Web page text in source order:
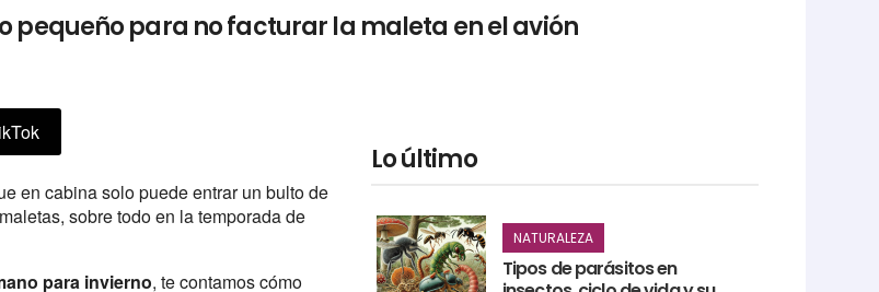
pequeño para no facturar la maleta en el avión
en cabina solo puede entrar un bulto de
sobre todo en la temporada de
para invierno, te contamos cómo
Lo último
NATURALEZA
Tipos de parásitos en